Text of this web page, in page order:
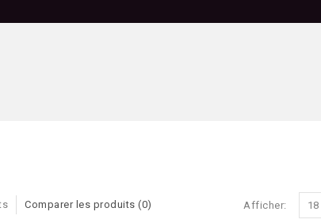
Comparer les produits (0) Afficher: 18